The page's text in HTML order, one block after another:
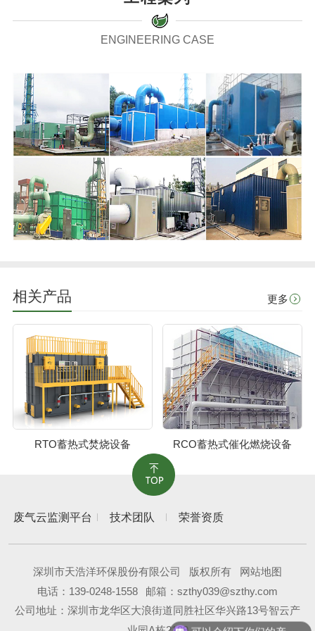
ENGINEERING CASE
相关产品 更多
RTO蓄热式焚烧设备 RCO蓄热式催化燃烧设备
废气云监测平台 技术团队 荣誉资质
深圳市天浩洋环保股份有限公司 版权所有
网站地图
电话： 139-0248-1558
邮箱：szthy039@szthy.com
公司地址：深圳市龙华区大浪街道同胜社区华兴路13号智云产